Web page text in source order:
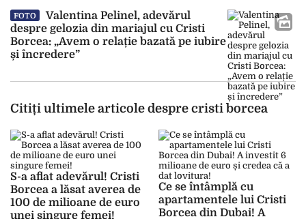
FOTO
Valentina Pelinel, adevărul
despre gelozia din mariajul cu Cristi
Borcea: „Avem o relație bazată pe iubire
și încredere”
Citiți ultimele articole despre cristi borcea
S-a aflat adevărul! Cristi
Borcea a lăsat averea de
100 de milioane de euro
unei singure femei!
Ce se întâmplă cu
apartamentele lui Cristi
Borcea din Dubai! A